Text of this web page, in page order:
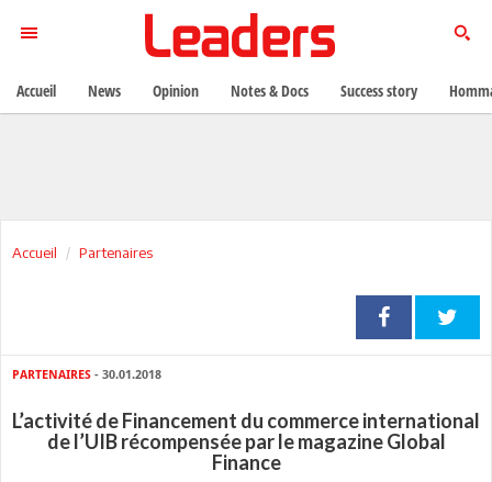
Accueil Partenaires
PARTENAIRES - 30.01.2018
L’activité de Financement du commerce international
de l’UIB récompensée par le magazine Global
Finance
Accueil News Opinion Notes & Docs Success story